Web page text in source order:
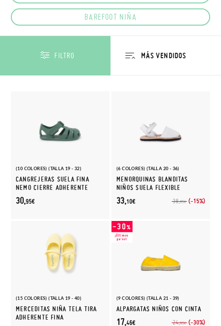
BAREFOOT NIÑA
FILTRO
(10 COLORES) (TALLA 19 - 32)
CANGREJERAS SUELA FINA
NEMO CIERRE ADHERENTE
30,95€
(6 COLORES) (TALLA 20 - 36)
MENORQUINAS BLANDITAS
NIÑOS SUELA FLEXIBLE
38,95€ (-15%)
33,10€
(15 COLORES) (TALLA 19 - 40)
MERCEDITAS NIÑA TELA TIRA
ADHERENTE FINA
(9 COLORES) (TALLA 21 - 39)
ALPARGATAS NIÑOS CON CINTA
24,95€ (-30%)
17,46€